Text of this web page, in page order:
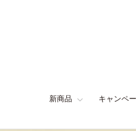
新商品 キャンペ